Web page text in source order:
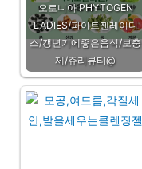
오로니아 PHYTOGEN
LADIES/파이트젠레이디
스/갱년기에좋은음식/보충
제/쥬리뷰티@